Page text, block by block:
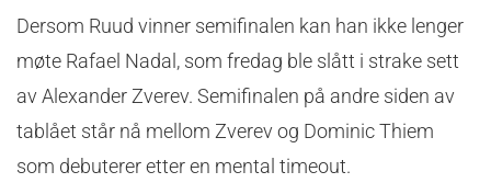
Dersom Ruud vinner semifinalen kan han ikke lenger
møte Rafael Nadal, som fredag ble slått i strake sett
av Alexander Zverev. Semifinalen på andre siden av
tablået står nå mellom Zverev og Dominic Thiem
som debuterer etter en mental timeout.